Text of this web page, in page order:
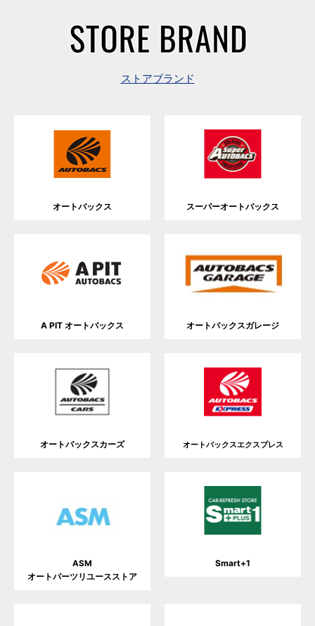
ストアブランド
オートバックス スーパーオートバックス
A PIT オートバックス オートバックスガレージ
オートバックスカーズ オートバックスエクスプレス
ASM
オートパーツリユースストア
Smart+1